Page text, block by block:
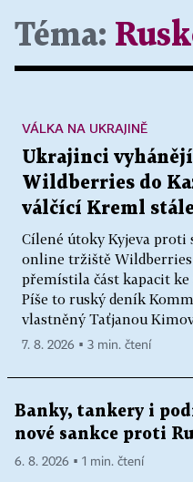
Téma:
Ukrajinci
Wildberries do
válčící Kreml
Cílené útoky Kyjeva proti
online tržiště
přemístila část kapacit ke
Píše to ruský deník
vlastněný Taťjanou
VÁLKA NA UKRAJINĚ
7. 8. 2026 ▪ 3 min. čtení
Banky, tankery i
nové sankce proti
6. 8. 2026 ▪ 1 min. čtení